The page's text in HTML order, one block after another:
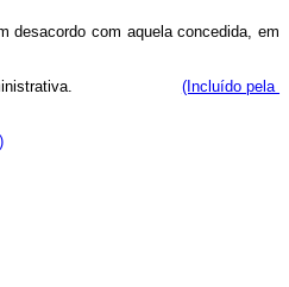
desacordo com aquela concedida, em
(Incluído pela